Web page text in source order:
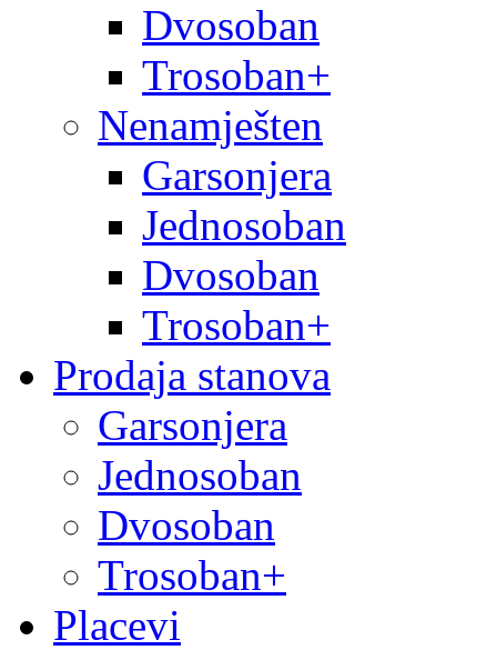
Dvosoban
Trosoban+
Nenamješten
Garsonjera
Jednosoban
Dvosoban
Trosoban+
Prodaja stanova
Garsonjera
Jednosoban
Dvosoban
Trosoban+
Placevi